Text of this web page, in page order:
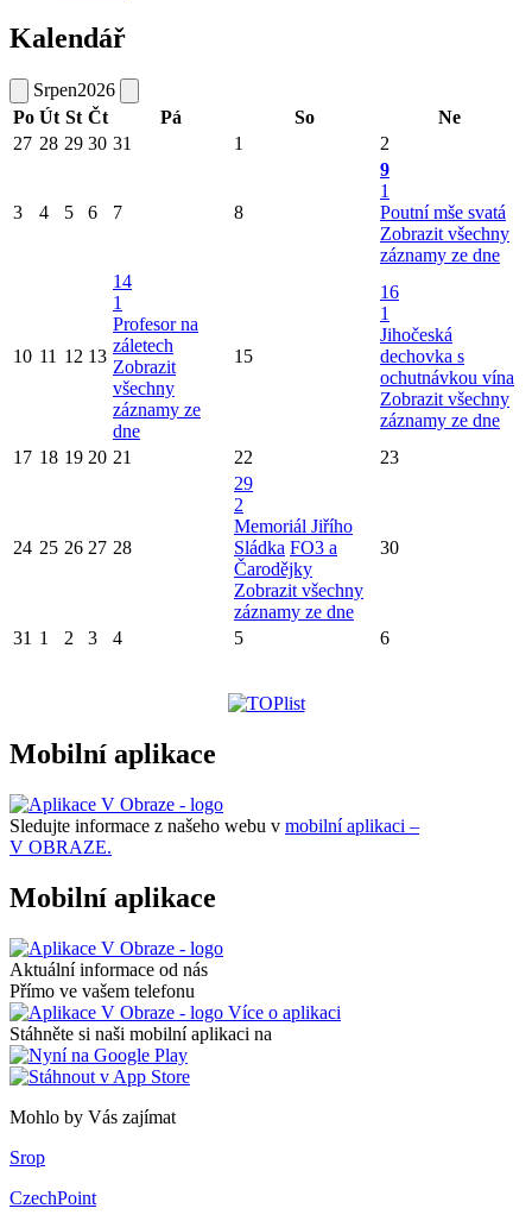
Kalendář
Srpen2026
Po Út St Čt Pá So
Ne
27 28 29 30 31 1 2
3 4 5 6 7 8
9
1
Poutní mše svatá
Zobrazit všechny
záznamy ze dne
10 11 12 13
14
1
Profesor na
záletech
Zobrazit
všechny
záznamy ze
dne
15
16
1
Jihočeská
dechovka s
ochutnávkou vína
Zobrazit všechny
záznamy ze dne
17 18 19 20 21 22 23
24 25 26 27 28
29
2
Memoriál Jiřího
Sládka FO3 a
Čarodějky
Zobrazit všechny
záznamy ze dne
30
31 1 2 3 4 5 6
Mobilní aplikace
Sledujte informace z našeho webu v mobilní aplikaci –
V OBRAZE.
Mobilní aplikace
Aktuální informace od nás
Přímo ve vašem telefonu
Více o aplikaci
Stáhněte si naši mobilní aplikaci na
Mohlo by Vás zajímat
Srop
CzechPoint